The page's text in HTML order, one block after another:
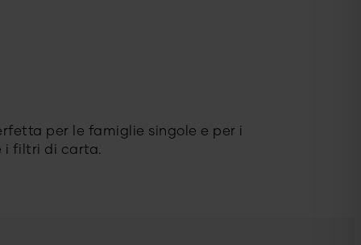
per le famiglie singole e per i
i filtri di carta.